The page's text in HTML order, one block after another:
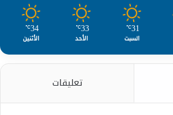
31
℃
السبت
33
℃
الأحد
34
℃
الأثنين
تعليقات